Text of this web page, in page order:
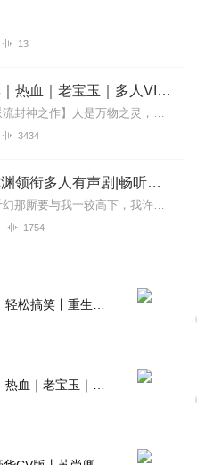
13
蛊真人｜大爱仙尊｜热血｜老宝玉｜多人VIP免费有声剧
内容简介【黑暗文反派流封神之作】人是万物之灵，蛊是天地真精。一个穿越者不断重生的故事。一个养蛊、炼蛊、用蛊的奇特世界。配音组（男角色）老宝玉旁白...
3434
大奉打更人丨头陀渊领衔多人有声剧|畅听全集|王鹤棣、田曦薇主演影视剧原著|卖报小郎君
【冒泡有奖】听说杨千幻那厮要与我一较高下，我许七安要开始装叉了！快进入声音播放页戳下方输入框，冒个泡偷偷告诉我，我要用哪些诗词才能胜过他？说得好的，有赏！202...
1754